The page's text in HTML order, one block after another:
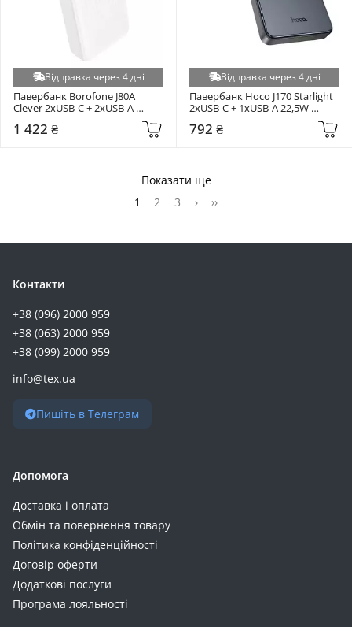
Відправка через 4 дні
Павербанк Borofone J80A
Clever 2xUSB-C + 2xUSB-A
22,5W 20000mAh White (BJ80A)
1 422 ₴
Відправка через 4 дні
Павербанк Hoco J170 Starlight
2xUSB-C + 1xUSB-A 22,5W
792 ₴
Показати ще
1
2 3 › ››
Контакти
+38 (096) 2000 959
+38 (063) 2000 959
+38 (099) 2000 959
info@tex.ua
Пишіть в Телеграм
Допомога
Доставка і оплата
Обмін та повернення товару
Політика конфіденційності
Договір оферти
Додаткові послуги
Програма лояльності